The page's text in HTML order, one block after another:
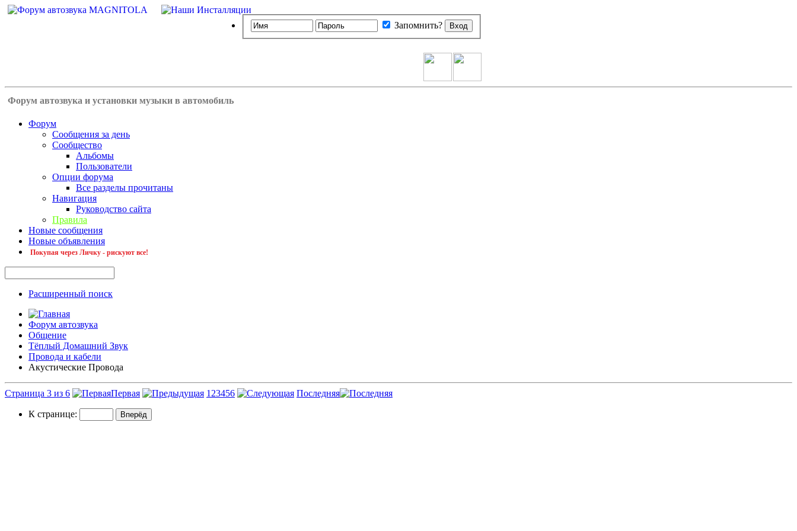
Запомнить?
Форум автозвука и установки музыки в автомобиль
Форум
Сообщения за день
Сообщество
Альбомы
Пользователи
Опции форума
Все разделы прочитаны
Навигация
Руководство сайта
Правила
Новые сообщения
Новые объявления
Покупая через Личку - рискуют все!
Расширенный поиск
Форум автозвука
Общение
Тёплый Домашний Звук
Провода и кабели
Акустические Провода
Страница 3 из 6 Первая 1 23456 Последняя
К странице: